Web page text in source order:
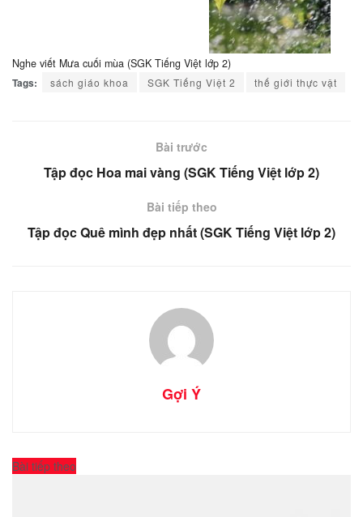
Nghe viết Mưa cuối mùa (SGK Tiếng Việt lớp 2)
Tags:
sách giáo khoa SGK Tiếng Việt 2 thế giới thực vật
Bài trước
Tập đọc Hoa mai vàng (SGK Tiếng Việt lớp 2)
Bài tiếp theo
Tập đọc Quê mình đẹp nhất (SGK Tiếng Việt lớp 2)
Gợi Ý
Bài tiếp theo